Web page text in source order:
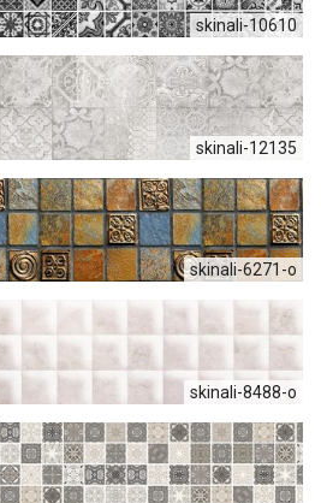
skinali-10610
skinali-12135
skinali-6271-o
skinali-8488-o